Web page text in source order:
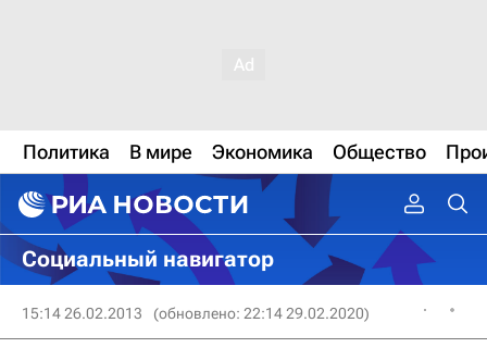
Политика В мире Экономика Общество
Социальный навигатор
15:14 26.02.2013 (обновлено: 22:14 29.02.2020)